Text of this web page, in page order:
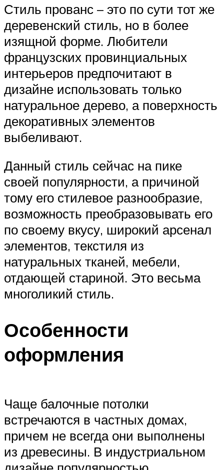
Стиль прованс – это по сути тот же
деревенский стиль, но в более
изящной форме. Любители
французских провинциальных
интерьеров предпочитают в
дизайне использовать только
натуральное дерево, а поверхность
декоративных элементов
выбеливают.
Данный стиль сейчас на пике
своей популярности, а причиной
тому его стилевое разнообразие,
возможность преобразовывать его
по своему вкусу, широкий арсенал
элементов, текстиля из
натуральных тканей, мебели,
отдающей стариной. Это весьма
многоликий стиль.
Особенности
оформления
Чаще балочные потолки
встречаются в частных домах,
причем не всегда они выполнены
из древесины. В индустриальном